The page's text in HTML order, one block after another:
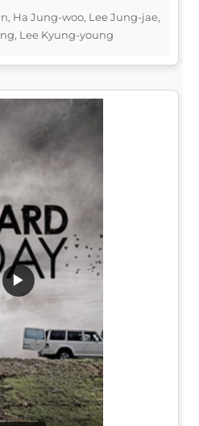
Ha Jung-woo, Lee Jung-jae,
Lee Kyung-young
▶